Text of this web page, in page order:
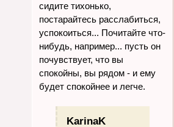
сидите тихонько,
постарайтесь расслабиться,
успокоиться... Почитайте что-
нибудь, например... пусть он
почувствует, что вы
спокойны, вы рядом - и ему
будет спокойнее и легче.
KarinaK